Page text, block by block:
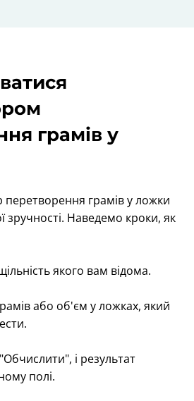
грамів у
перетворення грамів у ложки
зручності. Наведемо кроки, як
якого вам відома.
або об'єм у ложках, який
і результат
полі.